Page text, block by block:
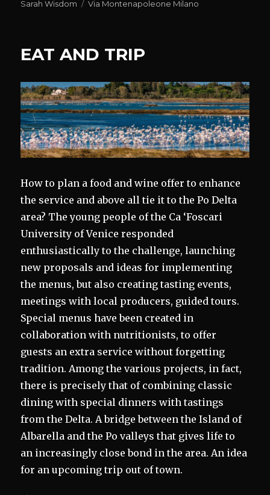
il
Sarah Wisdom Tag
Via Montenapoleone Milano
EAT AND TRIP
How to plan a food and wine offer to enhance
the service and above all tie it to the Po Delta
area? The young people of the Ca ‘Foscari
University of Venice responded
enthusiastically to the challenge, launching
new proposals and ideas for implementing
the menus, but also creating tasting events,
meetings with local producers, guided tours.
Special menus have been created in
collaboration with nutritionists, to offer
guests an extra service without forgetting
tradition. Among the various projects, in fact,
there is precisely that of combining classic
dining with special dinners with tastings
from the Delta. A bridge between the Island of
Albarella and the Po valleys that gives life to
an increasingly close bond in the area. An idea
for an upcoming trip out of town.